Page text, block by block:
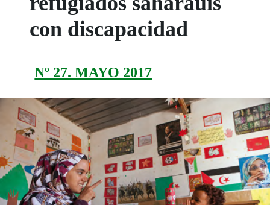
con discapacidad
Nº 27. MAYO 2017